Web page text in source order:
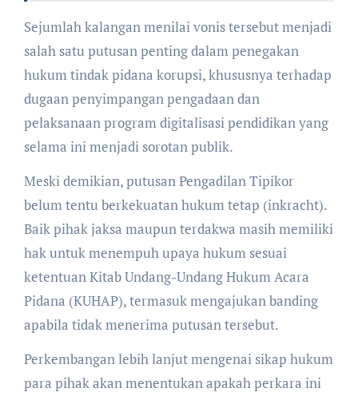
Sejumlah kalangan menilai vonis tersebut menjadi
salah satu putusan penting dalam penegakan
hukum tindak pidana korupsi, khususnya terhadap
dugaan penyimpangan pengadaan dan
pelaksanaan program digitalisasi pendidikan yang
selama ini menjadi sorotan publik.
Meski demikian, putusan Pengadilan Tipikor
belum tentu berkekuatan hukum tetap (inkracht).
Baik pihak jaksa maupun terdakwa masih memiliki
hak untuk menempuh upaya hukum sesuai
ketentuan Kitab Undang-Undang Hukum Acara
Pidana (KUHAP), termasuk mengajukan banding
apabila tidak menerima putusan tersebut.
Perkembangan lebih lanjut mengenai sikap hukum
para pihak akan menentukan apakah perkara ini